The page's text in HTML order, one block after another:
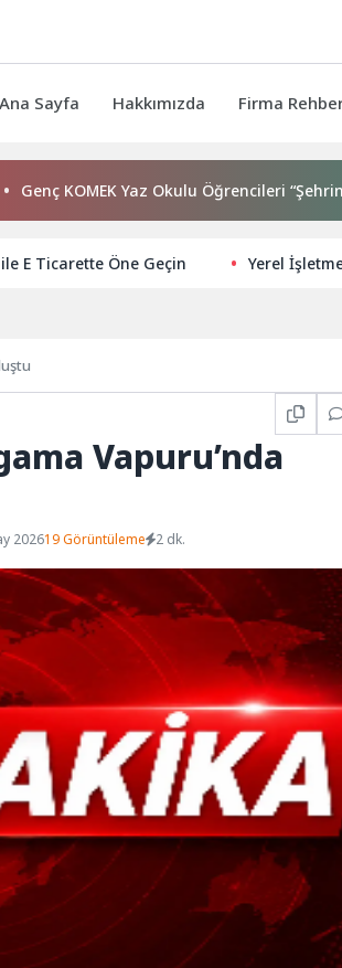
Ana Sayfa Hakkımızda Firma
Yaz Okulu Öğrencileri “Şehrin
ile E Ticarette Öne Geçin Yerel
Vapuru’nda
202619 Görüntüleme 2 dk.